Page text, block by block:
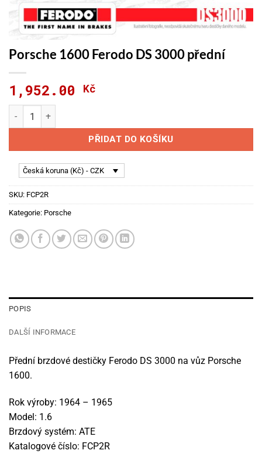
Porsche 1600 Ferodo DS 3000 přední
1,952.00 Kč
Porsche 1600 Ferodo DS 3000 přední množství
PŘIDAT DO KOŠÍKU
Česká koruna (Kč) - CZK
SKU: FCP2R
Kategorie: Porsche
POPIS
DALŠÍ INFORMACE
Přední brzdové destičky Ferodo DS 3000 na vůz Porsche
1600.
Rok výroby: 1964 – 1965
Model: 1.6
Brzdový systém: ATE
Katalogové číslo: FCP2R